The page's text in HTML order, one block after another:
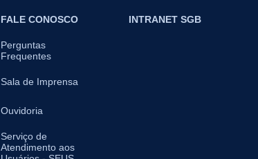
FALE CONOSCO
Perguntas
Frequentes
Sala de Imprensa
Ouvidoria
Serviço de
Atendimento aos
INTRANET SGB